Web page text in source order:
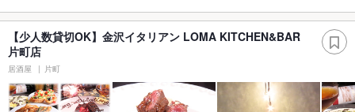
【少人数貸切OK】金沢イタリアン LOMA KITCHEN&BAR
片町店
居酒屋 片町